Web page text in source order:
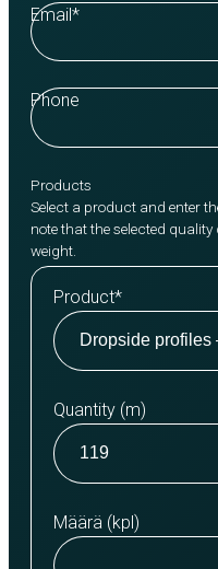
Email*
Phone
Products
Select a product and enter
note that the selected
weight.
Product*
Quantity (m)
Määrä (kpl)